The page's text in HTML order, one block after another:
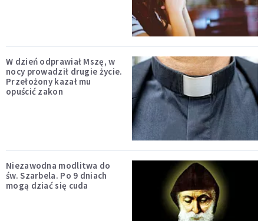
W dzień odprawiał Mszę, w
nocy prowadził drugie życie.
Przełożony kazał mu
opuścić zakon
Niezawodna modlitwa do
św. Szarbela. Po 9 dniach
mogą dziać się cuda